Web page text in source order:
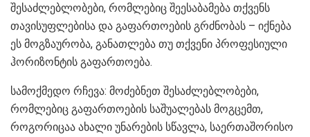
შესაძლებლობები, რომლებიც შეესაბამება თქვენს
თავისუფლებისა და გაფართოების გრძნობას – იქნება
ეს მოგზაურობა, განათლება თუ თქვენი პროფესიული
ჰორიზონტის გაფართოება.
სამოქმედო რჩევა: მოძებნეთ შესაძლებლობები,
რომლებიც გაფართოების საშუალებას მოგცემთ,
როგორიცაა ახალი უნარების სწავლა, საერთაშორისო